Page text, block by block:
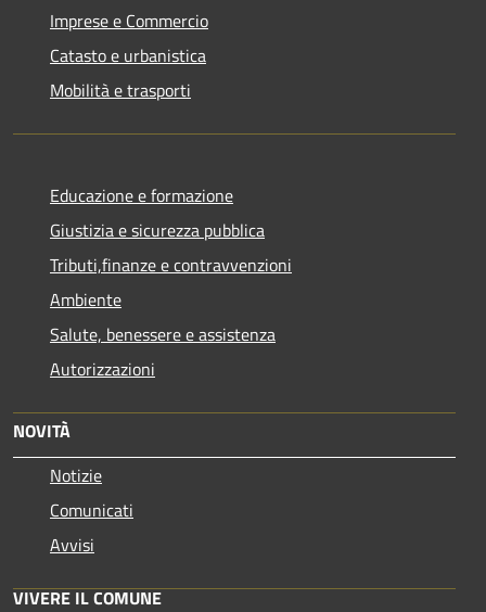
Imprese e Commercio
Catasto e urbanistica
Mobilità e trasporti
Educazione e formazione
Giustizia e sicurezza pubblica
Tributi,finanze e contravvenzioni
Ambiente
Salute, benessere e assistenza
Autorizzazioni
NOVITÀ
Notizie
Comunicati
Avvisi
VIVERE IL COMUNE